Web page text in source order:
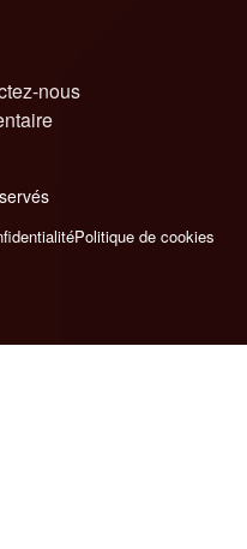
nous
Politique de cookies